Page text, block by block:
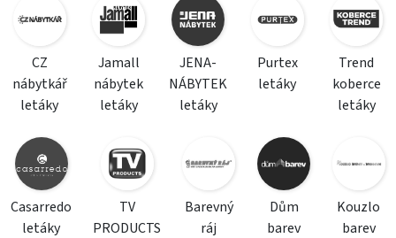
CZ
nábytkář
letáky
Jamall
nábytek
letáky
JENA-
NÁBYTEK
letáky
Purtex
letáky
Trend
koberce
letáky
Casarredo
letáky
TV
PRODUCTS
Barevný
ráj
Dům
barev
Kouzlo
barev